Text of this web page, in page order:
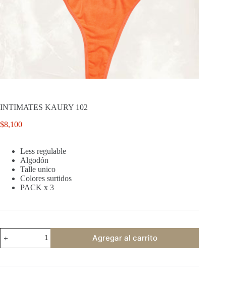
INTIMATES KAURY 102
$8,100
Less regulable
Algodón
Talle unico
Colores surtidos
PACK x 3
KAURY
102
Agregar al carrito